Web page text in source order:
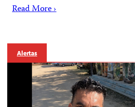
Read More ›
Alertas